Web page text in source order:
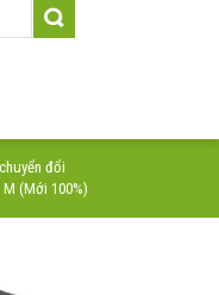
đổi
M (Mới 100%)